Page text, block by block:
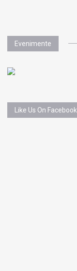
Evenimente
Like Us On Facebook